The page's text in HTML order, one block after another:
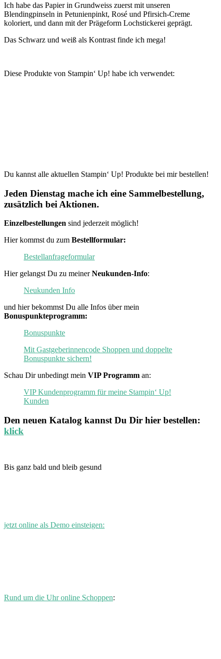
Ich habe das Papier in Grundweiss zuerst mit unseren
Blendingpinseln in Petunienpinkt, Rosé und Pfirsich-Creme
koloriert, und dann mit der Prägeform Lochstickerei geprägt.
Das Schwarz und weiß als Kontrast finde ich mega!
Diese Produkte von Stampin‘ Up! habe ich verwendet:
Du kannst alle aktuellen Stampin‘ Up! Produkte bei mir bestellen!
Jeden Dienstag mache ich eine Sammelbestellung,
zusätzlich bei Aktionen.
Einzelbestellungen sind jederzeit möglich!
Hier kommst du zum Bestellformular:
Bestellanfrageformular
Hier gelangst Du zu meinerNeukunden-Info:
Neukunden Info
und hier bekommst Du alle Infos über mein
Bonuspunkteprogramm:
Bonuspunkte
Mit Gastgeberinnencode Shoppen und doppelte
Bonuspunkte sichern!
Schau Dir unbedingt mein VIP Programm an:
VIP Kundenprogramm für meine Stampin‘ Up!
Kunden
Den neuen Katalog kannst Du Dir hier bestellen:
klick
Bis ganz bald und bleib gesund
jetzt online als Demo einsteigen:
Rund um die Uhr online Schoppen: